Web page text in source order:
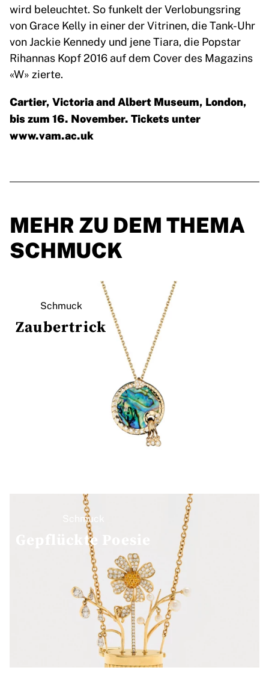
wird beleuchtet. So funkelt der Verlobungsring
von Grace Kelly in einer der Vitrinen, die Tank-Uhr
von Jackie Kennedy und jene Tiara, die Popstar
Rihannas Kopf 2016 auf dem Cover des Magazins
«W» zierte.
Cartier, Victoria and Albert Museum, London,
bis zum 16. November. Tickets unter
www.vam.ac.uk
MEHR ZU DEM THEMA
SCHMUCK
Schmuck
Zaubertrick
Schmuck
Gepflückte Poesie